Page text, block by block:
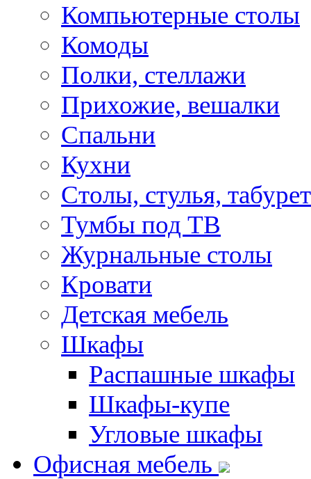
Компьютерные столы
Комоды
Полки, стеллажи
Прихожие, вешалки
Спальни
Кухни
Столы, стулья,
Тумбы под ТВ
Журнальные столы
Кровати
Детская мебель
Шкафы
Распашные шкафы
Шкафы-купе
Угловые шкафы
Офисная мебель